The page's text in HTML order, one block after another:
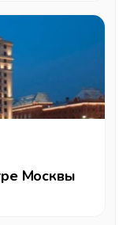
Москвы